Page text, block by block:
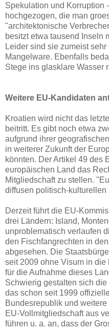
Spekulation und Korruption
hochgezogen, die man
"architektonische
besitzt etwa tausend Inseln
Leider sind sie zumeist
Mangelware. Ebenfalls
Stege ins glasklare Wasser
Weitere EU-Kandidaten
Kroatien wird nicht das
beitritt. Es gibt noch etwa
aufgrund ihrer
in weiterer Zukunft der
könnten. Der Artikel 49 des
europäischen Land das
Mitgliedschaft zu stellen.
diffusen politisch-kulturellen
Derzeit führt die EU-
drei Ländern: Island,
unproblematisch verlaufen
den Fischfangrechten in
abgesehen. Die
seit 2009 ohne Visum in
für die Aufnahme dieses
Schwierig gestalten sich
das schon seit 1999
Bundesrepublik und
EU-Vollmitgliedschaft aus
führen u. a. an, dass der